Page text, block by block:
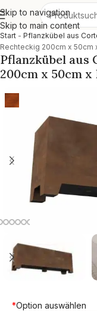
Skip to navigation
Skip to main content
Start - Pflanzkübel aus
Rechteckig 200cm x 50cm
Pflanzkübel aus
200cm x 50cm x
*Option auswählen